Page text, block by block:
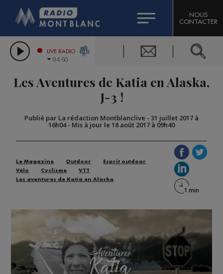
LES CHRONIQUES DE L'EXPERT
CITIZEN MACHINERY
GRAND MASSIF DOMAINES SKIABLES
BIGARD
COMPAGNIE DU MONT-BLANC
NOUS
CONTACTER
LIVE RADIO
94.60
Les Aventures de Katia en Alaska,
J-3 !
Publié par La rédaction Montblanclive - 31 juillet 2017 à
16h04- Mis à jour le 18 août 2017 à 09h40
Le Magazine Outdoor
Esprit outdoor
Vélo
Cyclisme
VTT
Les aventures de Katia en Alaska